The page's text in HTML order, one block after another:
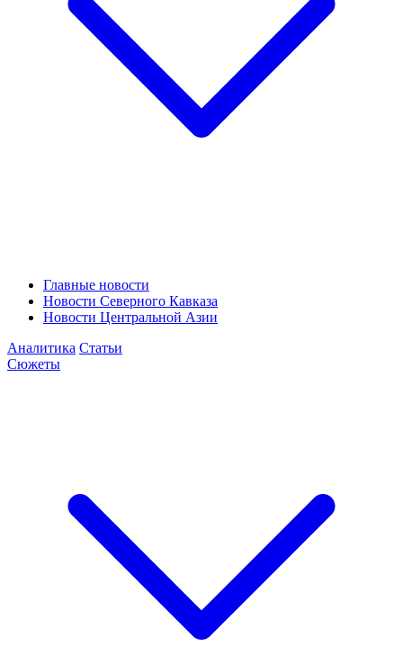
Главные новости
Новости Северного Кавказа
Новости Центральной Азии
Аналитика Статьи
Сюжеты